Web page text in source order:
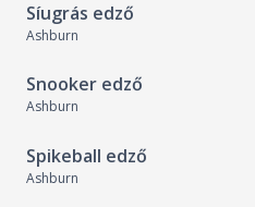
Síugrás edző
Ashburn
Snooker edző
Ashburn
Spikeball edző
Ashburn